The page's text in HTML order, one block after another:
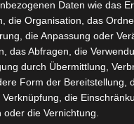
startet
Feuerwehrkräfte kehren
aus Spanien zurück
Daten wie das
die Organisation, das
die Anpassung oder
das Abfragen, die
durch Übermittlung,
Form der Bereitstellung,
die
oder die Vernichtung.